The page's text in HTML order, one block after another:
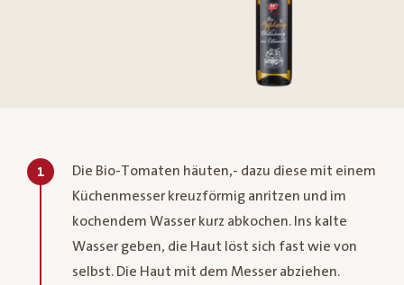
1
Die Bio-Tomaten häuten,- dazu diese mit einem
Küchenmesser kreuzförmig anritzen und im
kochendem Wasser kurz abkochen. Ins kalte
Wasser geben, die Haut löst sich fast wie von
selbst. Die Haut mit dem Messer abziehen.